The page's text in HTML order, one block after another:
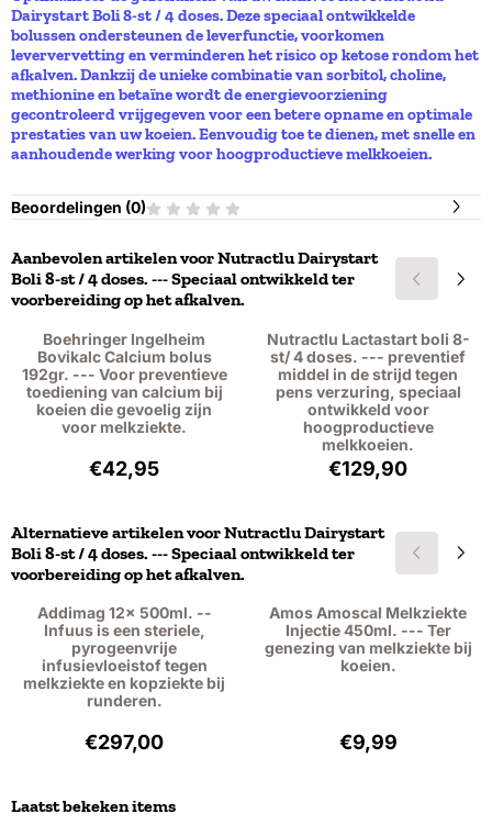
Dairystart Boli 8-st / 4 doses. Deze speciaal ontwikkelde
bolussen ondersteunen de leverfunctie, voorkomen
leververvetting en verminderen het risico op ketose rondom het
afkalven. Dankzij de unieke combinatie van sorbitol, choline,
methionine en betaïne wordt de energievoorziening
gecontroleerd vrijgegeven voor een betere opname en optimale
prestaties van uw koeien. Eenvoudig toe te dienen, met snelle en
aanhoudende werking voor hoogproductieve melkkoeien.
Beoordelingen (0)
Aanbevolen artikelen voorNutractlu Dairystart
Boli 8-st / 4 doses. --- Speciaal ontwikkeld ter
voorbereiding op het afkalven.
Boehringer Ingelheim
Bovikalc Calcium bolus
192gr. --- Voor preventieve
toediening van calcium bij
koeien die gevoelig zijn
voor melkziekte.
Prijs: 42,95, exclusief btw: 35,50
€42,95
Nutractlu Lactastart boli 8-
st/ 4 doses. --- preventief
middel in de strijd tegen
pens verzuring, speciaal
ontwikkeld voor
hoogproductieve
melkkoeien.
Prijs: 129,90,
€129,90
Alternatieve artikelen voorNutractlu Dairystart
Boli 8-st / 4 doses. --- Speciaal ontwikkeld ter
voorbereiding op het afkalven.
Addimag 12x 500ml. --
Infuus is een steriele,
pyrogeenvrije
infusievloeistof tegen
melkziekte en kopziekte bij
runderen.
Prijs: 297,00, exclusief btw: 245,45
€297,00
Amos Amoscal Melkziekte
Injectie 450ml. --- Ter
genezing van melkziekte bij
koeien.
Prijs: 9,99,
€9,99
Laatst bekeken items